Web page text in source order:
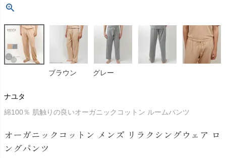
ブラウン グレー
ナユタ
綿100％ 肌触りの良いオーガニックコットン ルームパンツ
オーガニックコットン メンズ リラクシングウェア ロ
ングパンツ